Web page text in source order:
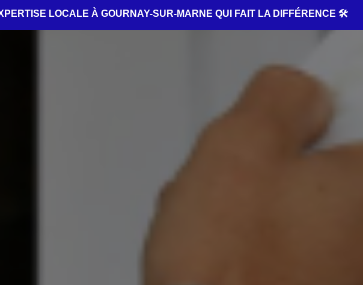
LOCALE À GOURNAY-SUR-MARNE QUI FAIT LA DIFFÉRENCE 🛠️